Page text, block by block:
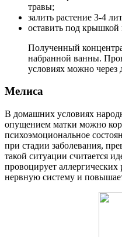
травы;
залить растение 3-4
оставить под крышкой
Полученный
набранной ванны.
условиях можно через
Мелиса
В домашних условиях
опущением матки можно
психоэмоциональное
при стадии заболевания,
такой ситуации считается
провоцирует аллергических
нервную систему и